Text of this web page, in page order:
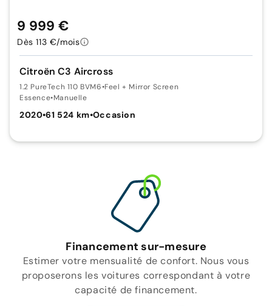
Citroën C3 Aircross
1.2 PureTech 110 BVM6•Feel + Mirror Screen
Essence•Manuelle
2020•61 524 km•Occasion
9 999 €
Dès 113 €/mois
Financement sur-mesure
Estimer votre mensualité de confort. Nous vous
proposerons les voitures correspondant à votre
capacité de financement.